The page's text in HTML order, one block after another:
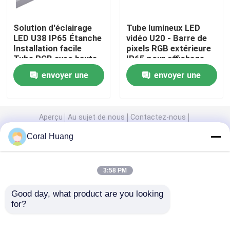
Mur vidéo LED transparent
Mur visuel extérieur de LED
Affichage LED fixe d'intérieur
Modules d'affichage à LED d'intérieur
Solution d'éclairage
LED U38 IP65 Étanche
Installation facile
Tube RGB avec haute
résistance aux chocs
envoyer une
Tube lumineux LED
vidéo U20 - Barre de
pixels RGB extérieure
IP65 pour affichage
d'éclairage de façade
dynamique à grande
échelle
envoyer une
Aperçu Au sujet de nous
Contactez-nous
Politique en matière de protection de la vie privée
QualitéAffichage de mur vidéo LEDUsine De
Coral Huang
3:58 PM
Good day, what product are you looking
for?